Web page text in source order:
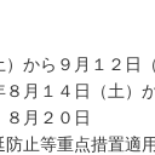
から９月１２日
月１４日（土）か
月２０日
止等重点措置適